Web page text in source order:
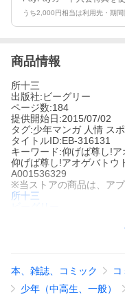
うち2,000円相当は利用先・期間
商品情報
所十三
出版社:ビーグリー
ページ数:184
提供開始日:2015/07/02
タグ:少年マンガ 人情 ス
タイトルID:EB-316131
キーワード:仰げば尊し!
仰げば尊し!アオゲバトウ
A001536329
※当ストアの商品は、ア
所十三
趣味が喧嘩で高校教師の
本、雑誌、コミック
少年（中高生、一般）